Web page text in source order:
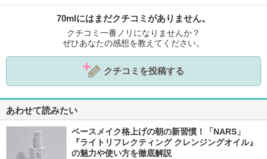
70mlにはまだクチコミがありません。
クチコミ一番ノリになりませんか？
ぜひあなたの感想を教えてください。
クチコミを投稿する
あわせて読みたい
ベースメイク格上げの朝の新習慣！「NARS」
『ライトリフレクティング クレンジングオイル』
の魅力や使い方を徹底解説